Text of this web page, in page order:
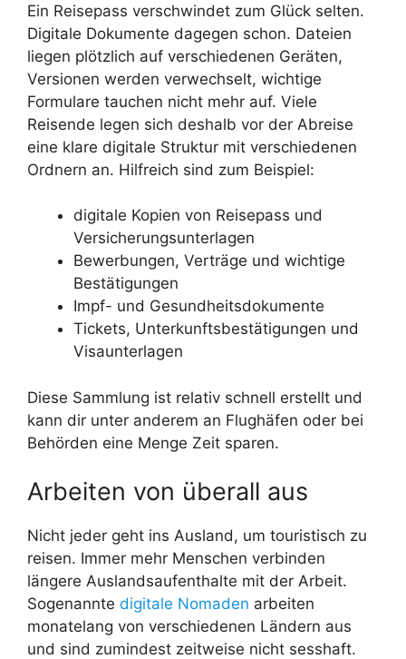
Ein Reisepass verschwindet zum Glück selten.
Digitale Dokumente dagegen schon. Dateien
liegen plötzlich auf verschiedenen Geräten,
Versionen werden verwechselt, wichtige
Formulare tauchen nicht mehr auf. Viele
Reisende legen sich deshalb vor der Abreise
eine klare digitale Struktur mit verschiedenen
Ordnern an. Hilfreich sind zum Beispiel:
digitale Kopien von Reisepass und
Versicherungsunterlagen
Bewerbungen, Verträge und wichtige
Bestätigungen
Impf- und Gesundheitsdokumente
Tickets, Unterkunftsbestätigungen und
Visaunterlagen
Diese Sammlung ist relativ schnell erstellt und
kann dir unter anderem an Flughäfen oder bei
Behörden eine Menge Zeit sparen.
Arbeiten von überall aus
Nicht jeder geht ins Ausland, um touristisch zu
reisen. Immer mehr Menschen verbinden
längere Auslandsaufenthalte mit der Arbeit.
Sogenannte digitale Nomaden arbeiten
monatelang von verschiedenen Ländern aus
und sind zumindest zeitweise nicht sesshaft.